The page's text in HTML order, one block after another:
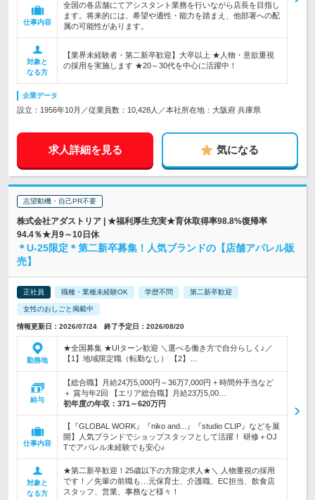
仕事内容
全国の各店舗にてアシスタント業務を行いながら店長を目指し
ます。将来的には、希望や適性・能力を踏まえ、他部署への配
属の可能性があります。
対象と
なる方
【業界未経験者・第二新卒歓迎】大卒以上 ★人物・意欲重視
の採用を実施します ★20～30代を中心に活躍中！
企業データ
設立：1956年10月／従業員数：10,428人／本社所在地：大阪府 兵庫県
求人詳細を見る 気になる
志望動機・自己PR不要
株式会社アダストリア | ★福利厚生充実★育休取得率98.8%復帰率
94.4％★月9～10日休
＊U-25限定＊第二新卒募集！人気ブランドの【店舗アパレル販
売】
正社員 職種・業種未経験OK 学歴不問 第二新卒歓迎
女性のおしごと掲載中
情報更新日：2026/07/24 終了予定日：2026/08/20
勤務地
★全国募集 ★UIターン歓迎 ＼選べる働き方で自分らしく♪／
【1】地域限定職（転勤なし） 【2】…
給与
【総合職】月給24万5,000円～36万7,000円 + 時間外手当など
＋ 賞与年2回 【エリア総合職】月給23万5,00…
初年度の年収： 371～620万円
仕事内容
【『GLOBAL WORK』『niko and...』『studio CLIP』などを展
開】人気ブランドでショップスタッフとして活躍！ 研修＋OJ
Tでアパレル未経験でも安心♪
対象と
なる方
★第二新卒歓迎！25歳以下の方限定求人★＼ 人物重視の採用
です！／先輩の前職も…元保育士、介護職、EC担当、飲食店
スタッフ、営業、事務など様々！